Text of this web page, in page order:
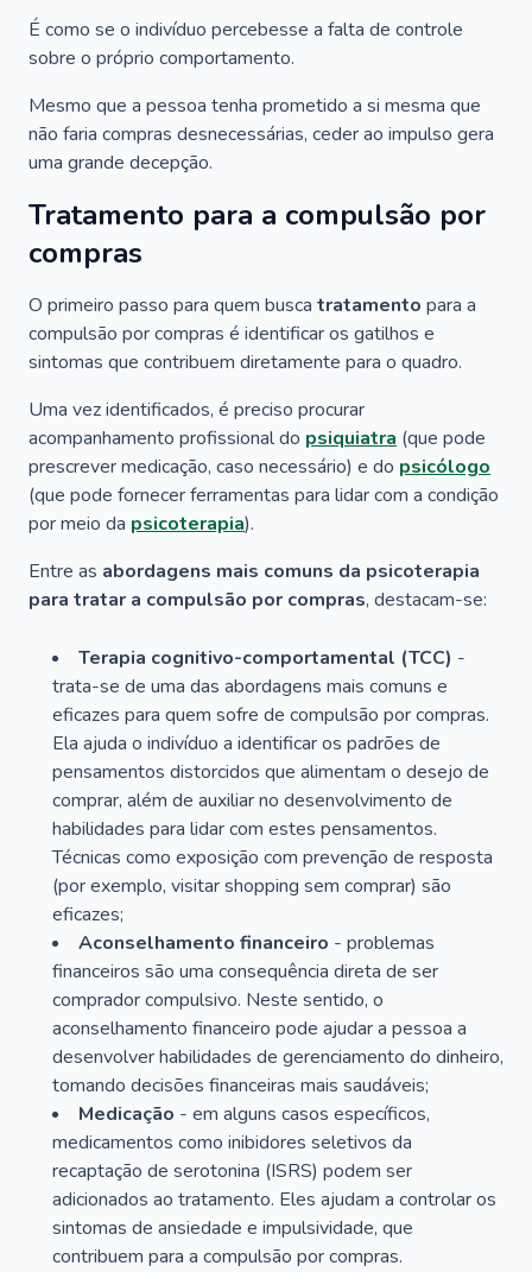
É como se o indivíduo percebesse a falta de controle
sobre o próprio comportamento.
Mesmo que a pessoa tenha prometido a si mesma que
não faria compras desnecessárias, ceder ao impulso gera
uma grande decepção.
Tratamento para a compulsão por
compras
O primeiro passo para quem busca tratamento para a
compulsão por compras é identificar os gatilhos e
sintomas que contribuem diretamente para o quadro.
Uma vez identificados, é preciso procurar
acompanhamento profissional do psiquiatra (que pode
prescrever medicação, caso necessário) e do psicólogo
(que pode fornecer ferramentas para lidar com a condição
por meio da psicoterapia).
Entre as abordagens mais comuns da psicoterapia
para tratar a compulsão por compras, destacam-se:
Terapia cognitivo-comportamental (TCC) -
trata-se de uma das abordagens mais comuns e
eficazes para quem sofre de compulsão por compras.
Ela ajuda o indivíduo a identificar os padrões de
pensamentos distorcidos que alimentam o desejo de
comprar, além de auxiliar no desenvolvimento de
habilidades para lidar com estes pensamentos.
Técnicas como exposição com prevenção de resposta
(por exemplo, visitar shopping sem comprar) são
eficazes;
Aconselhamento financeiro - problemas
financeiros são uma consequência direta de ser
comprador compulsivo. Neste sentido, o
aconselhamento financeiro pode ajudar a pessoa a
desenvolver habilidades de gerenciamento do dinheiro,
tomando decisões financeiras mais saudáveis;
Medicação - em alguns casos específicos,
medicamentos como inibidores seletivos da
recaptação de serotonina (ISRS) podem ser
adicionados ao tratamento. Eles ajudam a controlar os
sintomas de ansiedade e impulsividade, que
contribuem para a compulsão por compras.